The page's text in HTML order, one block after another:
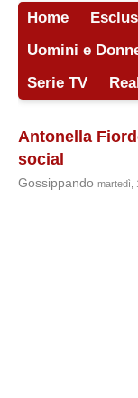
Home
Uomini e
Serie TV
Antonella
social
Gossippando martedì,